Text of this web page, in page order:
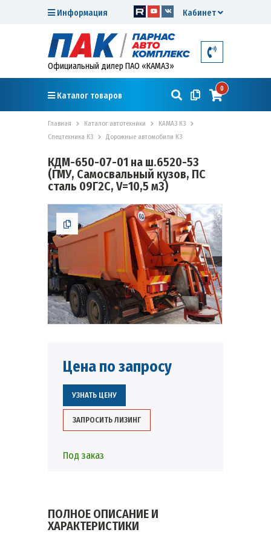
Кабинет
Информация
Официальный дилер ПАО «КАМАЗ»
Каталог товаров
0
Главная Каталог автотехники
КАМАЗ К3
Спецтехника К3
Дорожные автомобили К3
КДМ-650-07-01 на ш.6520-53
(ГМУ, Самосвальный кузов, ПС
сталь 09Г2С, V=10,5 м3)
Цена по запросу
УЗНАТЬ ЦЕНУ
ЗАПРОСИТЬ ЛИЗИНГ
Под заказ
ПОЛНОЕ ОПИСАНИЕ И
ХАРАКТЕРИСТИКИ